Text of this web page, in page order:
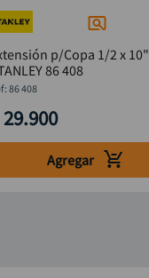
p/Copa 1/2 x 10"
86 408
: 86 408
29.900
Agregar